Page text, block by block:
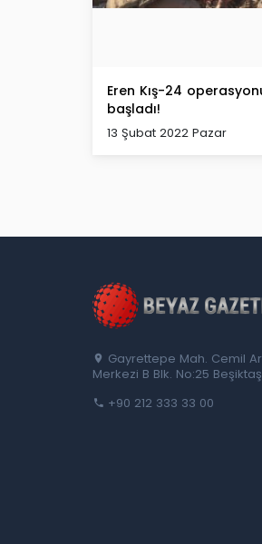
Eren Kış-24
başladı!
13 Şubat 2022 Pazar
Gayrettepe Mah. Cemil
Merkezi B Blk. No:25
+90 212 333 33 00